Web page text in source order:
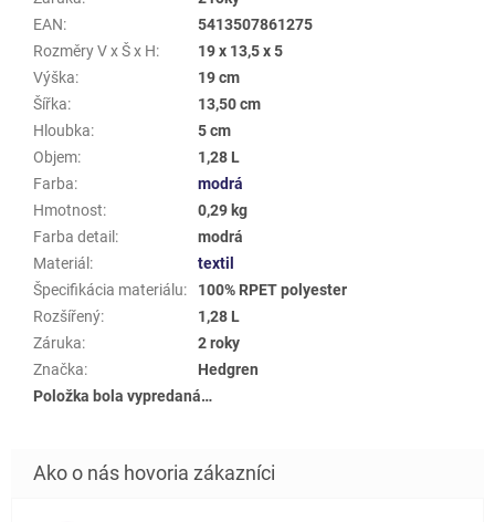
EAN:
5413507861275
Rozměry V x Š x H:
19 x 13,5 x 5
Výška:
19 cm
Šířka:
13,50 cm
Hloubka:
5 cm
Objem:
1,28 L
Farba:
modrá
Hmotnost:
0,29 kg
Farba detail :
modrá
Materiál :
textil
Špecifikácia materiálu:
100% RPET polyester
Rozšířený:
1,28 L
Záruka:
2 roky
Značka:
Hedgren
Položka bola vypredaná…